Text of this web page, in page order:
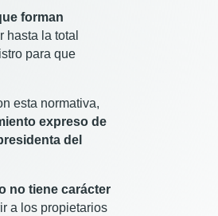
forman
la total
para que
esta normativa,
expreso de
del
no tiene carácter
a los propietarios